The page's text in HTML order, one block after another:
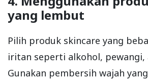
yang lembut
Pilih produk skincare yang
iritan seperti alkohol, pewangi,
Gunakan pembersih wajah